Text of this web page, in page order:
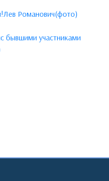
Романович(фото)
бывшими участниками